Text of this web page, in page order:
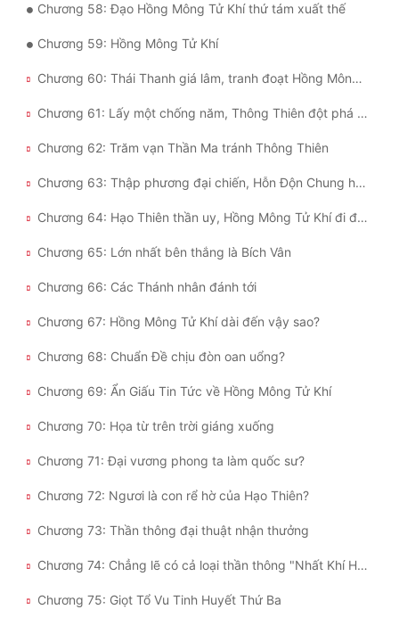
Chương 58: Đạo Hồng Mông Tử Khí thứ tám xuất thế
Chương 59: Hồng Mông Tử Khí
Chương 60: Thái Thanh giá lâm, tranh đoạt Hồng Mông Tử Khí
Chương 61: Lấy một chống năm, Thông Thiên đột phá Thánh cảnh hai trọng thiên
Chương 62: Trăm vạn Thần Ma tránh Thông Thiên
Chương 63: Thập phương đại chiến, Hỗn Độn Chung hiện
Chương 64: Hạo Thiên thần uy, Hồng Mông Tử Khí đi đâu rồi?
Chương 65: Lớn nhất bên thắng là Bích Vân
Chương 66: Các Thánh nhân đánh tới
Chương 67: Hồng Mông Tử Khí dài đến vậy sao?
Chương 68: Chuẩn Đề chịu đòn oan uổng?
Chương 69: Ẩn Giấu Tin Tức về Hồng Mông Tử Khí
Chương 70: Họa từ trên trời giáng xuống
Chương 71: Đại vương phong ta làm quốc sư?
Chương 72: Ngươi là con rể hờ của Hạo Thiên?
Chương 73: Thần thông đại thuật nhận thưởng
Chương 74: Chẳng lẽ có cả loại thần thông "Nhất Khí Hóa Tam Thanh"?
Chương 75: Giọt Tổ Vu Tinh Huyết Thứ Ba